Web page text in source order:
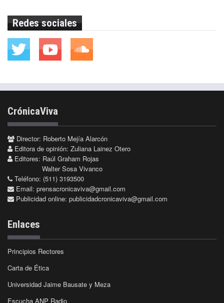
Redes sociales
CrónicaViva
Director: Roberto Mejía Alarcón
Editora de opinión: Zuliana Lainez Otero
Editores: Raúl Graham Rojas
Walter Sosa Vivanco
Teléfono: (511) 3193500
Email: prensacronicaviva@gmail.com
Publicidad online: publicidadcronicaviva@gmail.com
Enlaces
Principios Rectores
Carta de Ética
Universidad Jaime Bausate y Meza
Escucha ANP Radio